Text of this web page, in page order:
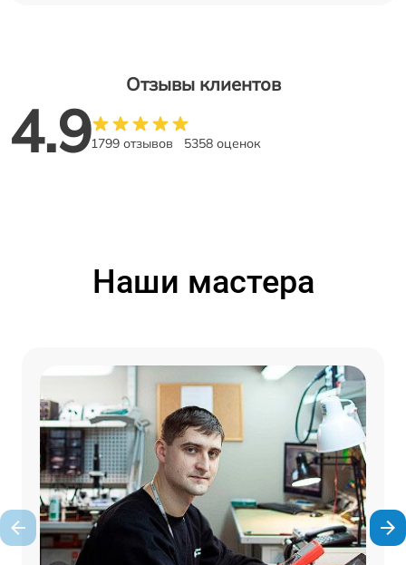
Отзывы клиентов
4.91799 отзывов 5358 оценок
Наши мастера